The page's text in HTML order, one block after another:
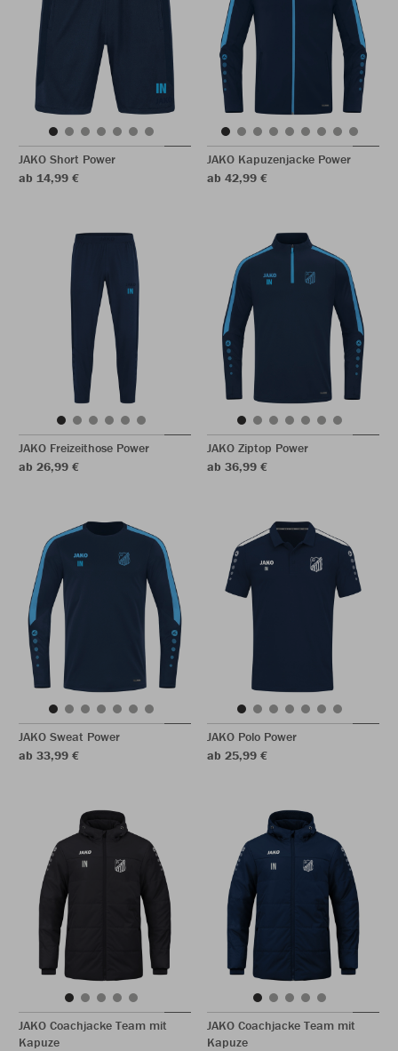
JAKO Short Power
ab 14,99 €
JAKO Kapuzenjacke Power
ab 42,99 €
JAKO Freizeithose Power
ab 26,99 €
JAKO Ziptop Power
ab 36,99 €
JAKO Sweat Power
ab 33,99 €
JAKO Polo Power
ab 25,99 €
JAKO Coachjacke Team mit
Kapuze
JAKO Coachjacke Team mit
Kapuze